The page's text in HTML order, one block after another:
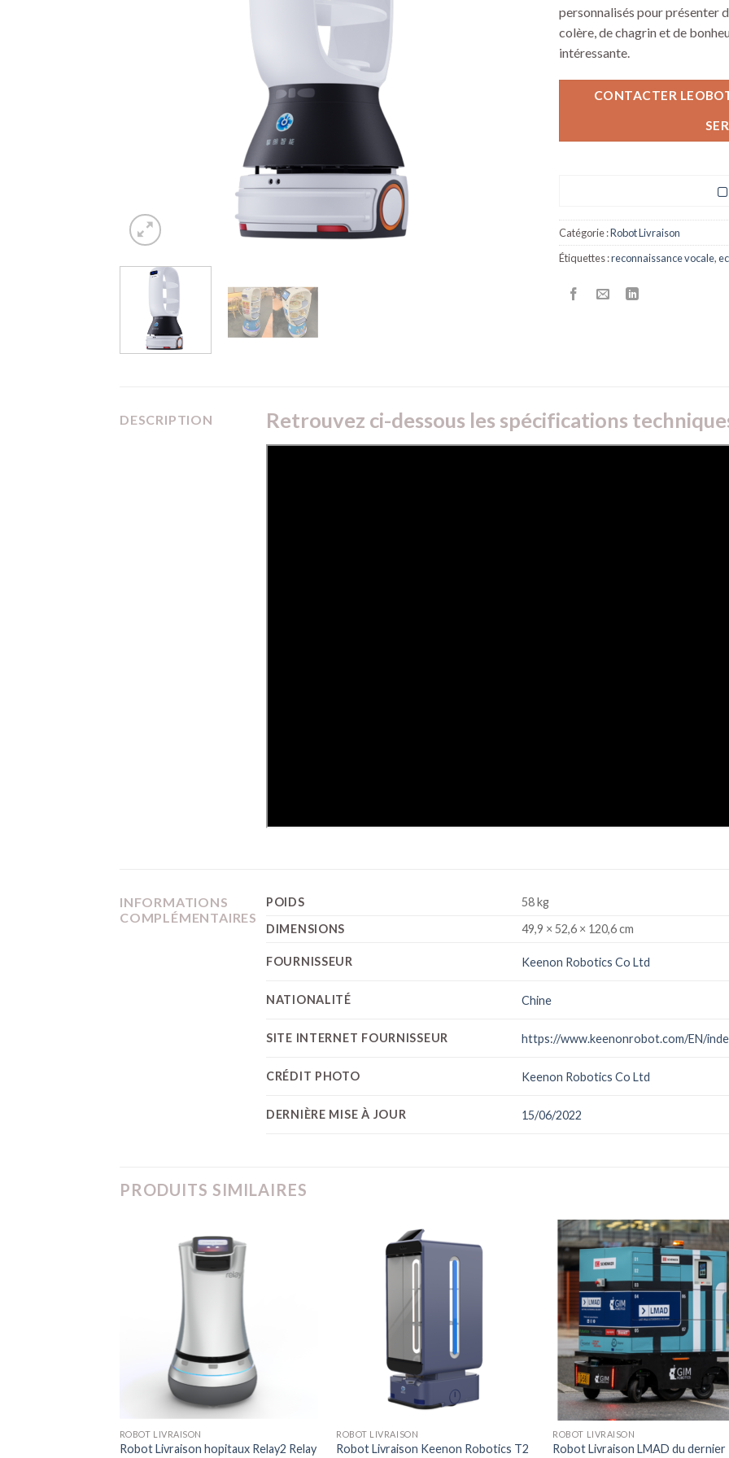
personnalisés pour présenter
colère, de chagrin et de
intéressante.
CONTACTER
Catégorie :Robot Livraison
Étiquettes :reconnaissance vocale,
DESCRIPTION Retrouvez ci-dessous les spécifications
INFORMATIONS
COMPLÉMENTAIRES
POIDS
58 kg
DIMENSIONS
49,9 × 52,6 × 120,6 cm
FOURNISSEUR Keenon Robotics Co Ltd
NATIONALITÉ Chine
SITE INTERNET FOURNISSEUR https://www.keenonrobot.com/EN/
CRÉDIT PHOTO Keenon Robotics Co Ltd
DERNIÈRE MISE À JOUR 15/06/2022
PRODUITS SIMILAIRES
ROBOT LIVRAISON
Robot Livraison hopitaux Relay2 Relay
ROBOT LIVRAISON
Robot Livraison Keenon Robotics T2
ROBOT LIVRAISON
Robot Livraison LMAD du dernier